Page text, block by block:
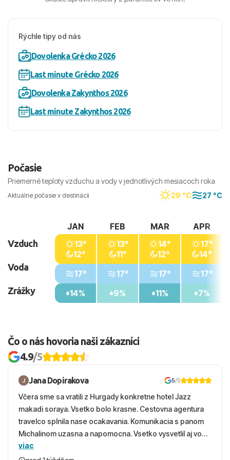
Rýchle tipy od nás
Dovolenka Grécko 2026
Last minute Grécko 2026
Dovolenka Zakynthos 2026
Last minute Zakynthos 2026
Počasie
Priemerné teploty vzduchu a vody v jednotlivých mesiacoch roka
Aktuálne počasie v destinácii 29 °C 27 °C
Vzduch
Voda
Zrážky
JAN
13°
12°
17°
14%
FEB
13°
11°
17°
9%
MAR
14°
12°
17°
11%
APR
17°
14°
17°
7%
Čo o nás hovoria naši zákazníci
4.9/5
Jana Dopirakova 5/5
Včera sme sa vratili z Hurgady konkretne hotel Jazz
makadi soraya. Vsetko bolo krasne. Cestovna agentura
travelco splnila nase ocakavania. Komunikacia s panom
Michalinom uzasna a napomocna. Vsetko vysvetlil aj vo
vecernych hodinach zaco sa ospravedlnujem. Hotel
krasny, cisty. Sluzby top. Strava, prostredie, more,
viac